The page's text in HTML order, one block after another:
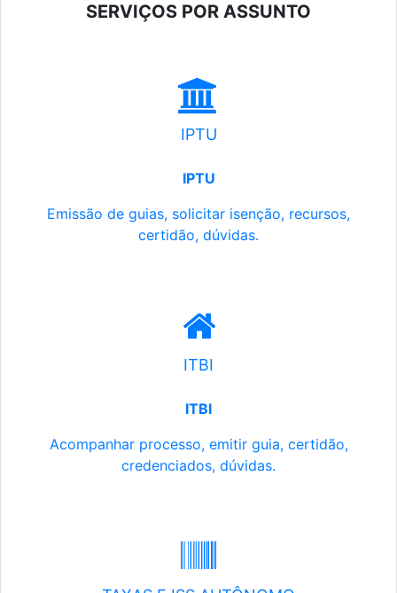
SERVIÇOS POR ASSUNTO
IPTU
IPTU
Emissão de guias, solicitar isenção, recursos,
certidão, dúvidas.
ITBI
ITBI
Acompanhar processo, emitir guia, certidão,
credenciados, dúvidas.